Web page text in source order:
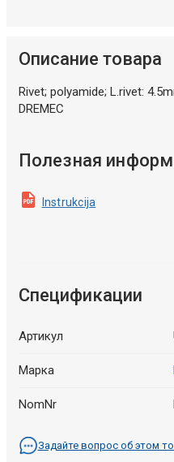
Описание товара
Rivet; polyamide; L.rivet:
DREMEC
Полезная
Instrukcija
Спецификации
Артикул
Марка
NomNr
Задайте вопрос об этом